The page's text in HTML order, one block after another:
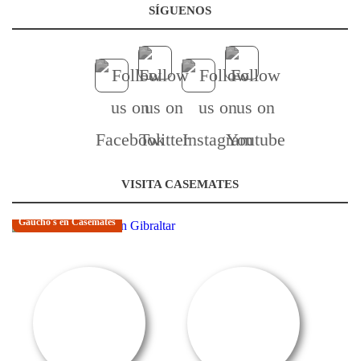
SÍGUENOS
VISITA CASEMATES
Gaucho's en Casemates